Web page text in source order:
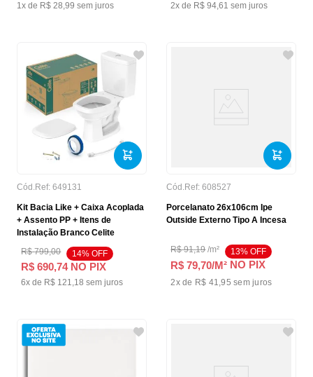
1x de R$ 28,99 sem juros 2x de R$ 94,61 sem juros
Cód.Ref: 649131
Kit Bacia Like + Caixa Acoplada
+ Assento PP + Itens de
Instalação Branco Celite
R$ 799,00 14% OFF
R$ 690,74NO PIX
6x de R$ 121,18 sem juros
Cód.Ref: 608527
Porcelanato 26x106cm Ipe
Outside Externo Tipo A Incesa
R$ 91,19/m² 13% OFF
R$ 79,70/M² NO PIX
2x de R$ 41,95 sem juros